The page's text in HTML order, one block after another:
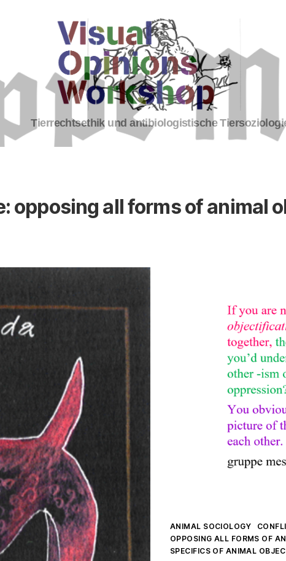
Tierrechte
Tierrechtsethik und antibiologistische
opposing all forms of animal
Kategorien
ANIMAL SOCIOLOGY
OPPOSING ALL FORMS OF
SPECIFICS OF ANIMAL